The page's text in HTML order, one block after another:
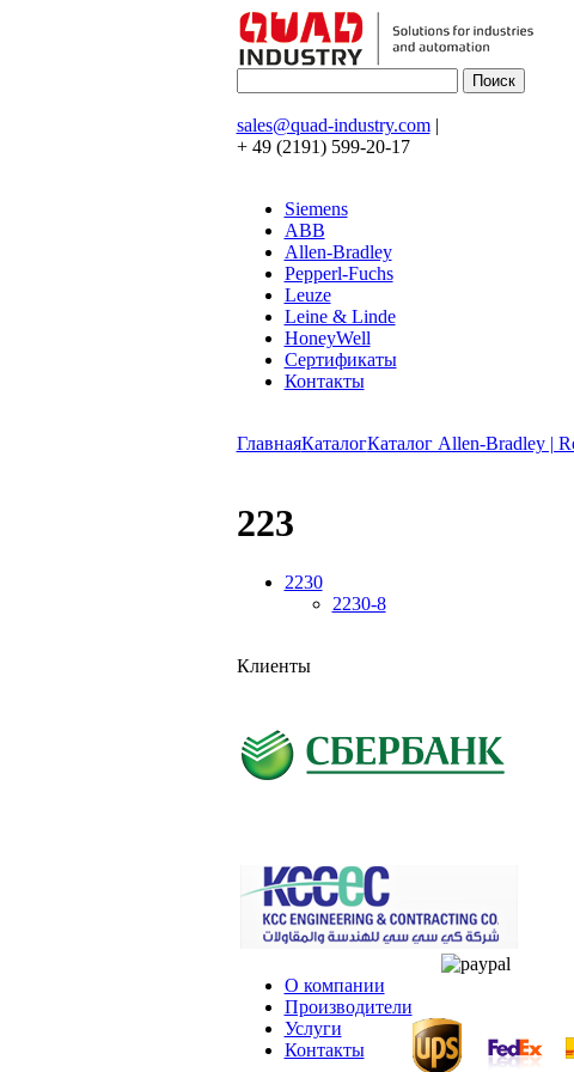
sales@quad-industry.com|
+ 49 (2191) 599-20-17
Siemens
ABB
Allen-Bradley
Pepperl-Fuchs
Leuze
Leine & Linde
HoneyWell
Сертификаты
Контакты
ГлавнаяКаталогКаталог Allen-Bradley |
223
2230
2230-8
Клиенты
О компании
Производители
Услуги
Контакты